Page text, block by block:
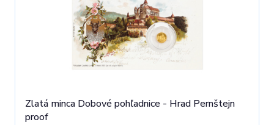
Zlatá minca Dobové pohľadnice - Hrad Pernštejn
proof